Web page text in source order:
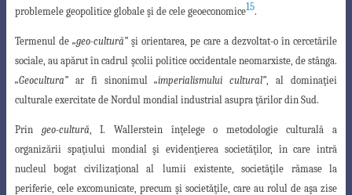
problemele geopolitice globaleşi de cele geoeconomice15.
Termenul de „geo-cultură” şi orientarea, pe care a dezvoltat-o în cercetările
sociale, au apărut în cadrul şcolii politice occidentale neomarxiste, de stânga.
„Geocultura”ar fi sinonimul„imperialismului cultural” , al dominaţiei
culturale exercitate de Nordul mondial industrial asupra ţărilor din Sud.
Prin geo-cultură , I. Wallerstein înţelege o metodologie culturală a
organizării spaţiului mondial şi evidenţierea societăţilor, în care intră
nucleul bogat civilizaţional al
lumii existente, societăţile rămase la
periferie, cele excomunicate, precum şi societăţile , care au rolul de aşa zise